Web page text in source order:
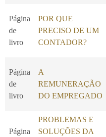
Página
de
livro
POR QUE
PRECISO DE UM
CONTADOR?
Página
de
livro
A
REMUNERAÇÃO
DO EMPREGADO
Página
PROBLEMAS E
SOLUÇÕES DA